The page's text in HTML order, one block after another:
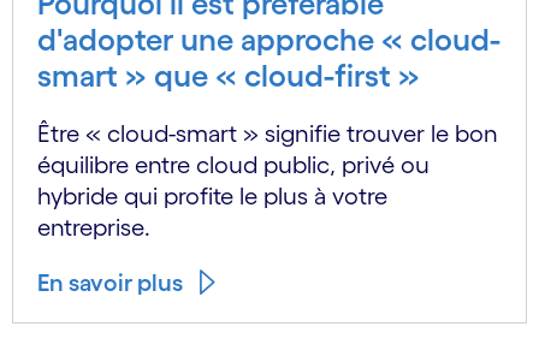
d'adopter une approche « cloud-
smart » que « cloud-first »
Être « cloud-smart » signifie trouver le bon
équilibre entre cloud public, privé ou
hybride qui profite le plus à votre
entreprise.
En savoir plus